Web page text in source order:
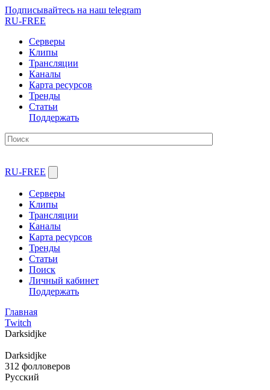
Подписывайтесь на наш telegram
RU-FREE
Серверы
Клипы
Трансляции
Каналы
Карта ресурсов
Тренды
Статьи
Поддержать
RU-FREE
Серверы
Клипы
Трансляции
Каналы
Карта ресурсов
Тренды
Статьи
Поиск
Личный кабинет
Поддержать
Главная
Twitch
Darksidjke
Darksidjke
312 фолловеров
Русский